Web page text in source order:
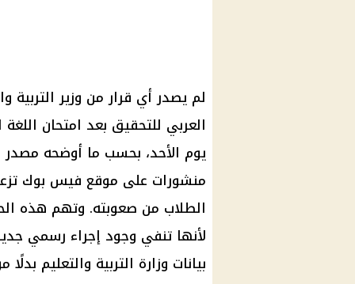
لم يصدر أي قرار من وزير التربية
يوم الأحد، بحسب ما أوضحه مصدر
منشورات على موقع فيس بوك
الطلاب من صعوبته. وتهم هذه
لأنها تنفي وجود إجراء رسمي
بيانات وزارة التربية والتعليم